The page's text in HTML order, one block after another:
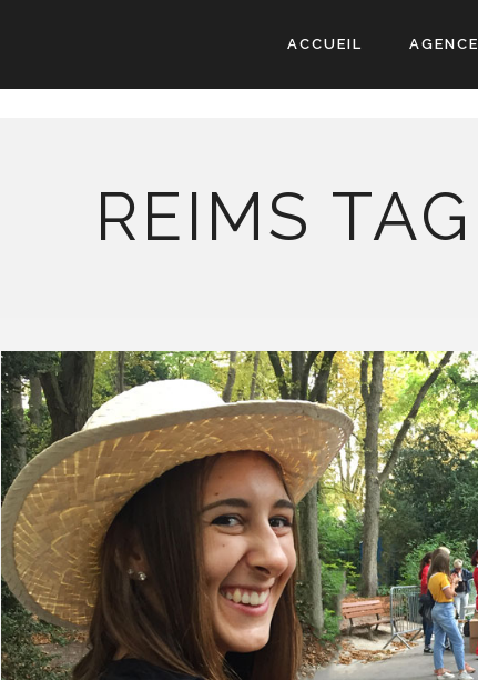
ACCUEIL AGENCE
REIMS TAG